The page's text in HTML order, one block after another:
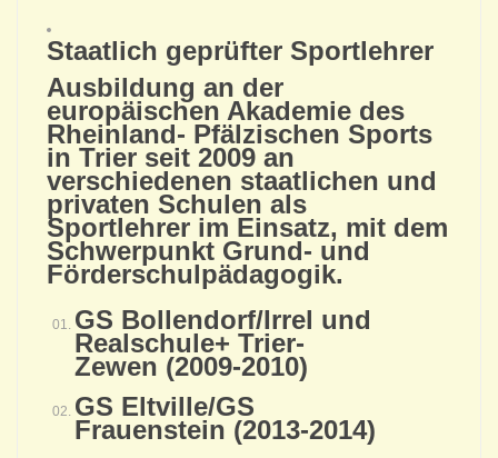
Staatlich geprüfter Sportlehrer
Ausbildung an der
europäischen Akademie des
Rheinland- Pfälzischen Sports
in Trier seit 2009 an
verschiedenen staatlichen und
privaten Schulen als
Sportlehrer im Einsatz, mit dem
Schwerpunkt Grund- und
Förderschulpädagogik.
GS Bollendorf/Irrel und
Realschule+ Trier-
Zewen (2009-2010)
GS Eltville/GS
Frauenstein (2013-2014)